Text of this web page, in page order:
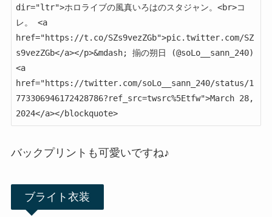
dir="ltr">ホロライブの風真いろはのスタジャン。<br>コ
レ。 <a
href="https://t.co/SZs9vezZGb">pic.twitter.com/SZ
s9vezZGb</a></p>&mdash; 揃の朔日 (@soLo__sann_240)
<a
href="https://twitter.com/soLo__sann_240/status/1
773306946172428786?ref_src=twsrc%5Etfw">March 28,
2024</a></blockquote>
バックプリントも可愛いですね♪
ブライト衣装